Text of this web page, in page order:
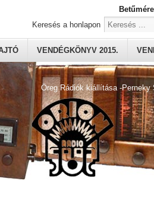
Öreg Rádiók kiállítása -Perneky
VENDÉGKÖNYV 2015.
Keresés a honlapon